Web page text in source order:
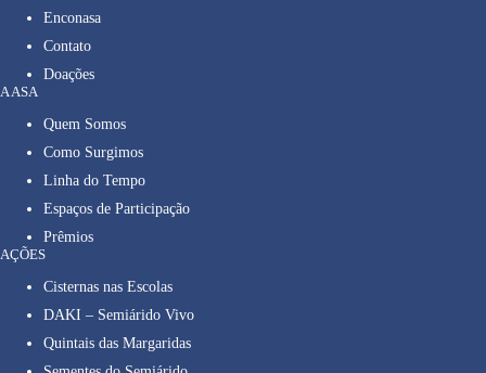
Enconasa
Contato
Doações
A ASA
Quem Somos
Como Surgimos
Linha do Tempo
Espaços de Participação
Prêmios
AÇÕES
Cisternas nas Escolas
DAKI – Semiárido Vivo
Quintais das Margaridas